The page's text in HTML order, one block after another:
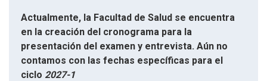
Actualmente, la Facultad de Salud se encuentra
en la creación del cronograma para la
presentación del examen y entrevista. Aún no
contamos con las fechas específicas para el
ciclo 2027-1